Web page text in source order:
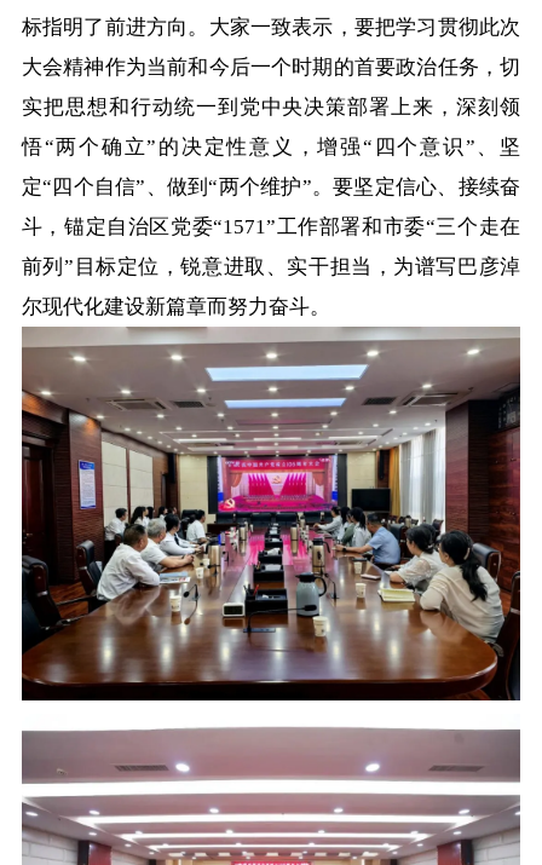
标指明了前进方向。大家一致表示，要把学习贯彻此次
大会精神作为当前和今后一个时期的首要政治任务，切
实把思想和行动统一到党中央决策部署上来，深刻领
悟“两个确立”的决定性意义，增强“四个意识”、坚
定“四个自信”、做到“两个维护”。要坚定信心、接续奋
斗，锚定自治区党委“1571”工作部署和市委“三个走在
前列”目标定位，锐意进取、实干担当，为谱写巴彦淖
尔现代化建设新篇章而努力奋斗。